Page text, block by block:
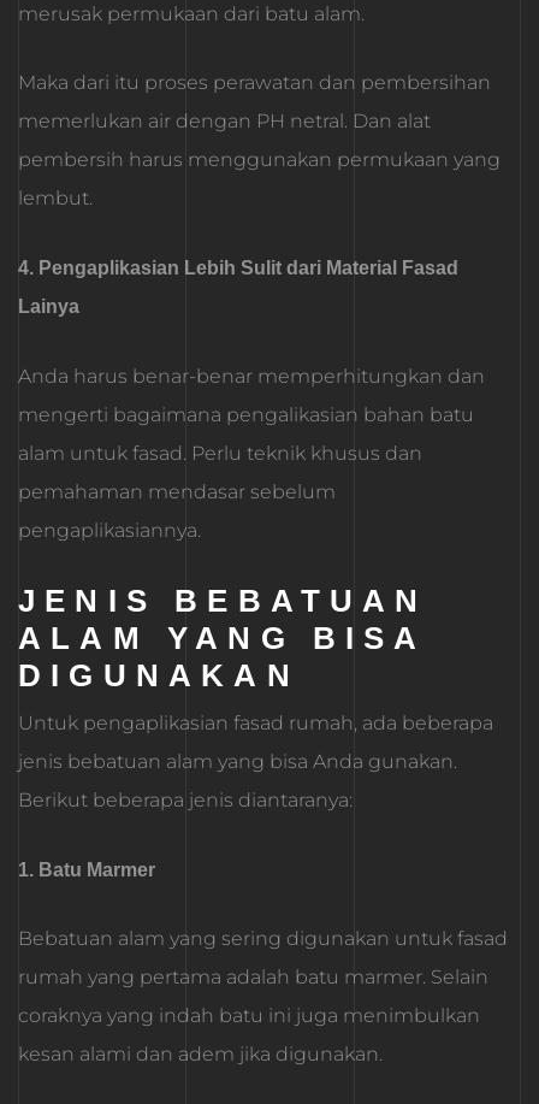
merusak permukaan dari batu alam.
Maka dari itu proses perawatan dan pembersihan
memerlukan air dengan PH netral. Dan alat
pembersih harus menggunakan permukaan yang
lembut.
4. Pengaplikasian Lebih Sulit dari Material Fasad
Lainya
Anda harus benar-benar memperhitungkan dan
mengerti bagaimana pengalikasian bahan batu
alam untuk fasad. Perlu teknik khusus dan
pemahaman mendasar sebelum
pengaplikasiannya.
JENIS BEBATUAN
ALAM YANG BISA
DIGUNAKAN
Untuk pengaplikasian fasad rumah, ada beberapa
jenis bebatuan alam yang bisa Anda gunakan.
Berikut beberapa jenis diantaranya:
1. Batu Marmer
Bebatuan alam yang sering digunakan untuk fasad
rumah yang pertama adalah batu marmer. Selain
coraknya yang indah batu ini juga menimbulkan
kesan alami dan adem jika digunakan.